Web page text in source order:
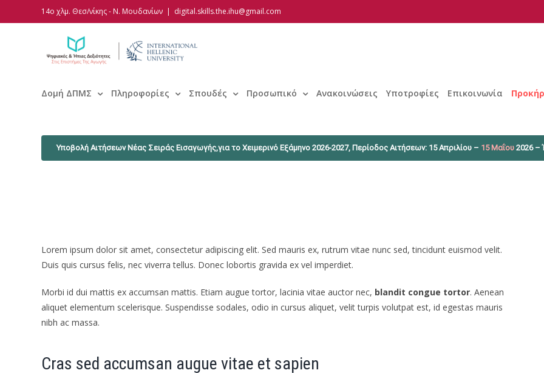
to
14ο χλμ. Θεσ/νίκης - Ν. Μουδανίων | digital.skills.the.ihu@gmail.com
Δομή ΔΠΜΣ Πληροφορίες Σπουδές Προσωπικό Ανακοινώσεις Υποτροφίες Επικοινωνία
Υποβολή Αιτήσεων Νέας Σειράς Εισαγωγής,για το Χειμερινό Εξάμηνο 2026-2027, Περίοδος Αιτήσεων: 15 Απριλίου – 15 Μαΐου2026 –
Lorem ipsum dolor sit amet, consectetur adipiscing elit. Sed mauris ex, rutrum vitae nunc sed, tincidunt euismod velit.
Duis quis cursus felis, nec viverra tellus. Donec lobortis gravida ex vel imperdiet.
Morbi id dui mattis ex accumsan mattis. Etiam augue tortor, lacinia vitae auctor nec, blandit congue tortor. Aenean
aliquet elementum scelerisque. Suspendisse sodales, odio in cursus aliquet, velit turpis volutpat est, id egestas mauris
nibh ac massa.
Cras sed accumsan augue vitae et sapien